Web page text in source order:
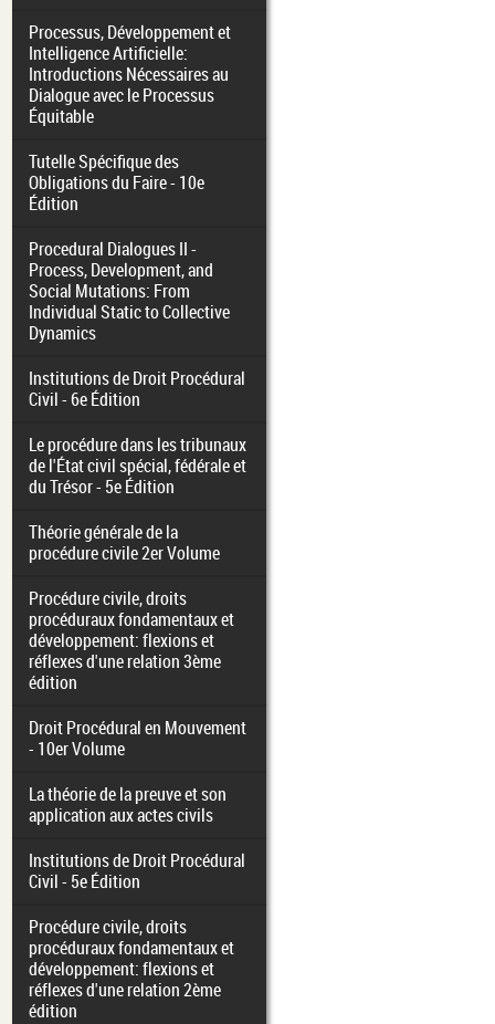
Processus, Développement et
Intelligence Artificielle:
Introductions Nécessaires au
Dialogue avec le Processus
Équitable
Tutelle Spécifique des
Obligations du Faire - 10e
Édition
Procedural Dialogues II -
Process, Development, and
Social Mutations: From
Individual Static to Collective
Dynamics
Institutions de Droit Procédural
Civil - 6e Édition
Le procédure dans les tribunaux
de l'État civil spécial, fédérale et
du Trésor - 5e Édition
Théorie générale de la
procédure civile 2er Volume
Procédure civile, droits
procéduraux fondamentaux et
développement: flexions et
réflexes d'une relation 3ème
édition
Droit Procédural en Mouvement
- 10er Volume
La théorie de la preuve et son
application aux actes civils
Institutions de Droit Procédural
Civil - 5e Édition
Procédure civile, droits
procéduraux fondamentaux et
développement: flexions et
réflexes d'une relation 2ème
édition